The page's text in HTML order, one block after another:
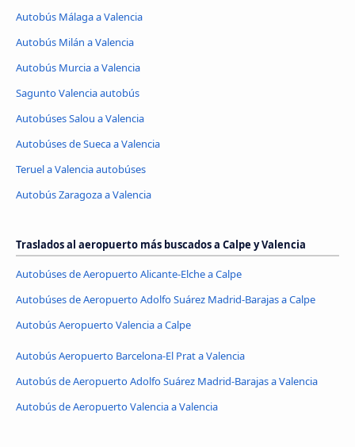
Autobús Málaga a Valencia
Autobús Milán a Valencia
Autobús Murcia a Valencia
Sagunto Valencia autobús
Autobúses Salou a Valencia
Autobúses de Sueca a Valencia
Teruel a Valencia autobúses
Autobús Zaragoza a Valencia
Traslados al aeropuerto más buscados a Calpe y Valencia
Autobúses de Aeropuerto Alicante-Elche a Calpe
Autobúses de Aeropuerto Adolfo Suárez Madrid-Barajas a Calpe
Autobús Aeropuerto Valencia a Calpe
Autobús Aeropuerto Barcelona-El Prat a Valencia
Autobús de Aeropuerto Adolfo Suárez Madrid-Barajas a Valencia
Autobús de Aeropuerto Valencia a Valencia